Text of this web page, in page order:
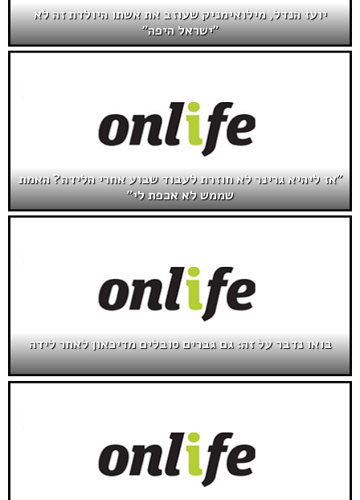
יועז הנדל, מילואימניק שעוזב את אשתו היולדת זה לא
"ישראל היפה"
"אז ליהיא גרינר לא חוזרת לעבוד שבוע אחרי הלידה? האמת
שממש לא אכפת לי"
בואו נדבר על זה: גם גברים סובלים מדיכאון לאחר לידה